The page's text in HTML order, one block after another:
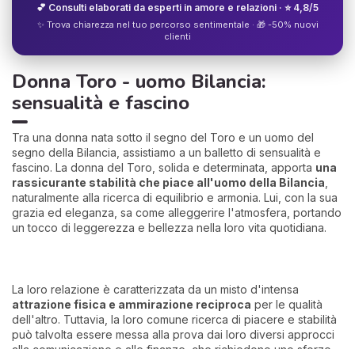
💕 Consulti elaborati da esperti in amore e relazioni · ⭐ 4,8/5
✨ Trova chiarezza nel tuo percorso sentimentale · 🎁 -50% nuovi
clienti
Donna Toro - uomo Bilancia:
sensualità e fascino
Tra una donna nata sotto il segno del Toro e un uomo del
segno della Bilancia, assistiamo a un balletto di sensualità e
fascino. La donna del Toro, solida e determinata, apporta una
rassicurante stabilità che piace all'uomo della Bilancia
naturalmente alla ricerca di equilibrio e armonia. Lui, con la sua
grazia ed eleganza, sa come alleggerire l'atmosfera, portando
un tocco di leggerezza e bellezza nella loro vita quotidiana.
La loro relazione è caratterizzata da un misto d'intensa
attrazione fisica e ammirazione reciproca per le qualità
dell'altro. Tuttavia, la loro comune ricerca di piacere e stabilità
può talvolta essere messa alla prova dai loro diversi approcci